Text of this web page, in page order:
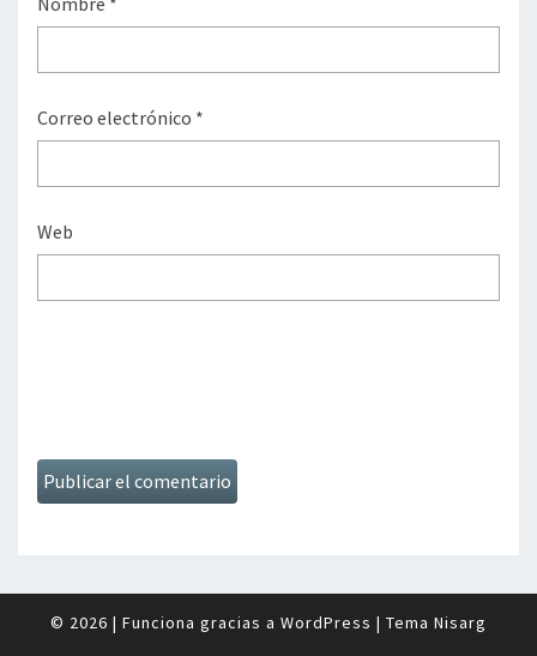
Correo electrónico *
Web
© 2026 | Funciona gracias a WordPress | Tema Nisarg